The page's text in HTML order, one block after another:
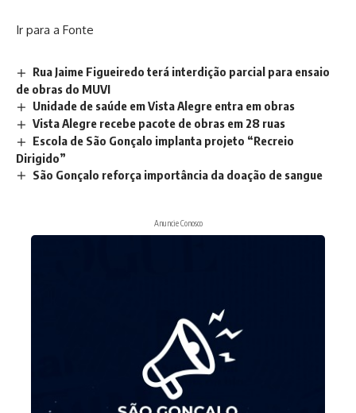
Ir para a Fonte
Rua Jaime Figueiredo terá interdição parcial para ensaio
de obras do MUVI
Unidade de saúde em Vista Alegre entra em obras
Vista Alegre recebe pacote de obras em 28 ruas
Escola de São Gonçalo implanta projeto “Recreio
Dirigido”
São Gonçalo reforça importância da doação de sangue
Anuncie Conosco